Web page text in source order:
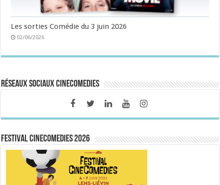
Les sorties Comédie du 3 juin 2026
02/06/2026
Réseaux sociaux CineComedies
FESTIVAL CINECOMEDIES 2026